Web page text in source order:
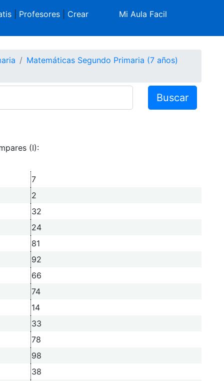
| Profesores| Crear
Mi Aula Facil
Matemáticas Segundo Primaria (7 años)
Buscar
(I):
7
2
32
24
81
92
66
74
14
33
78
98
38